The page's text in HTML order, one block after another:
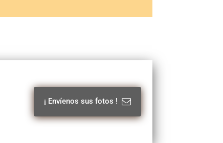
¡ Envíenos sus fotos !